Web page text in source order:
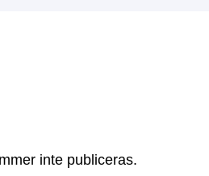
inte publiceras.